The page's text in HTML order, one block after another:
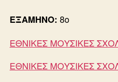
ΕΞΑΜΗΝΟ: 8o
ΕΘΝΙΚΕΣ ΜΟΥΣΙΚΕΣ
ΕΘΝΙΚΕΣ ΜΟΥΣΙΚΕΣ